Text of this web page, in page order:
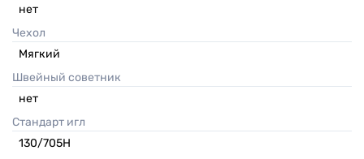
нет
Чехол
Мягкий
Швейный советник
нет
Стандарт игл
130/705H